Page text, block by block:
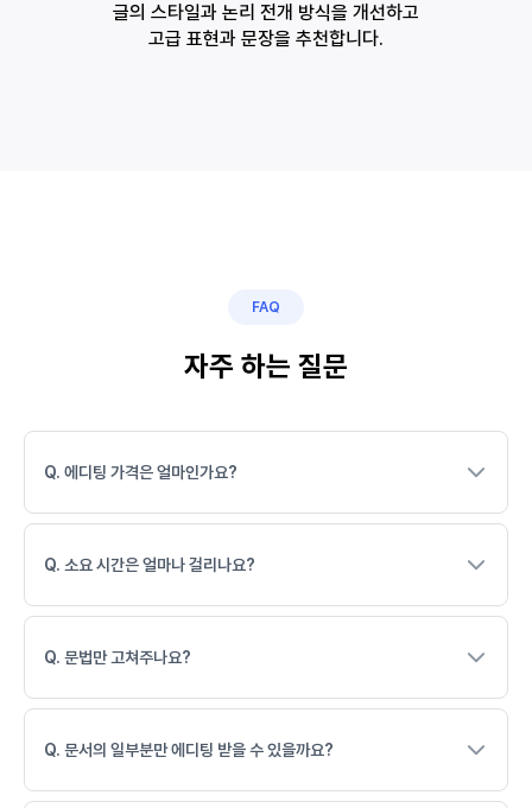
글의 스타일과 논리 전개 방식을 개선하고
고급 표현과 문장을 추천합니다.
FAQ
자주 하는 질문
Q. 에디팅 가격은 얼마인가요?
Q. 소요 시간은 얼마나 걸리나요?
Q. 문법만 고쳐주나요?
Q. 문서의 일부분만 에디팅 받을 수 있을까요?